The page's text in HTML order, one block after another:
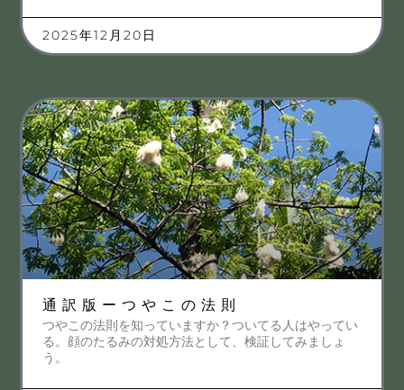
2025年12月20日
通訳版ーつやこの法則
つやこの法則を知っていますか？ついてる人はやってい
る。顔のたるみの対処方法として、検証してみましょ
う。